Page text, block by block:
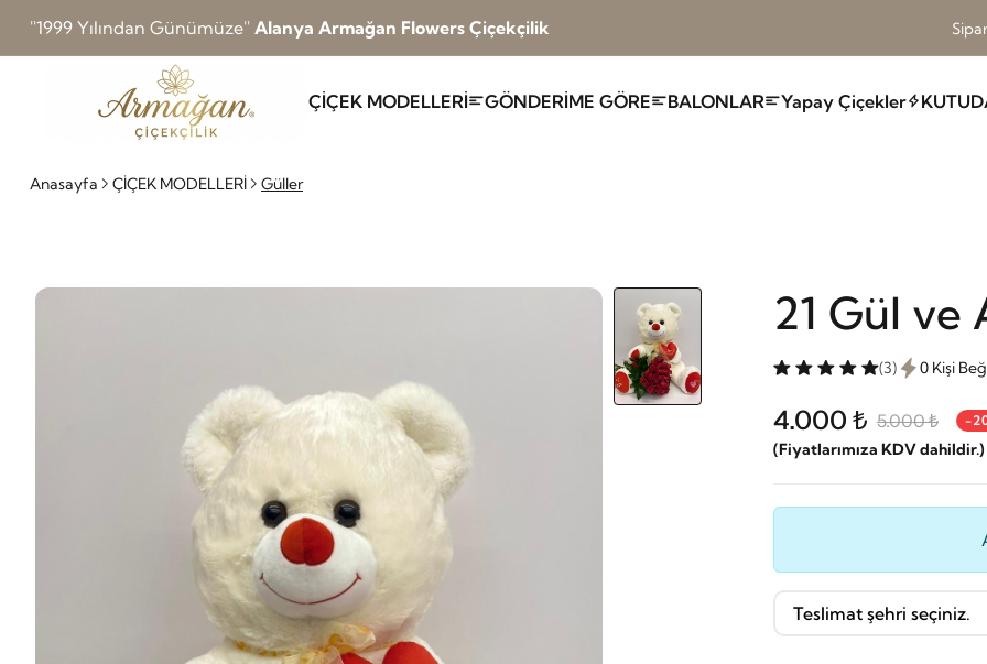
''1999 Yılından Günümüze'' Alanya Armağan Flowers Çiçekçilik
ÇİÇEK MODELLERİ GÖNDERİME GÖRE BALONLAR Yapay Çiçekler
Anasayfa ÇİÇEK MODELLERİ Güller
21 Gül ve
(3) 0 Kişi
4.000 ₺ 5.000 ₺ -
(Fiyatlarımıza KDV dahildir.)